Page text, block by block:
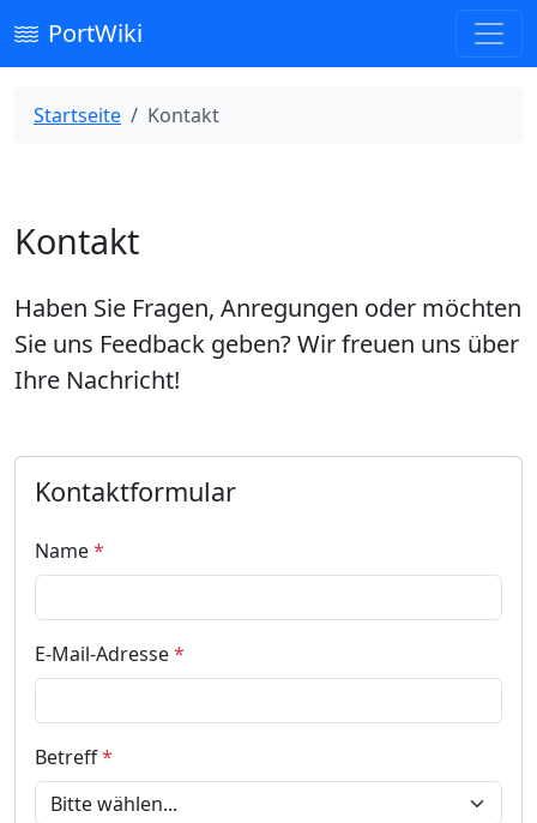
PortWiki
Startseite Kontakt
Kontakt
Haben Sie Fragen, Anregungen oder möchten
Sie uns Feedback geben? Wir freuen uns über
Ihre Nachricht!
Kontaktformular
Name*
E-Mail-Adresse*
Betreff*